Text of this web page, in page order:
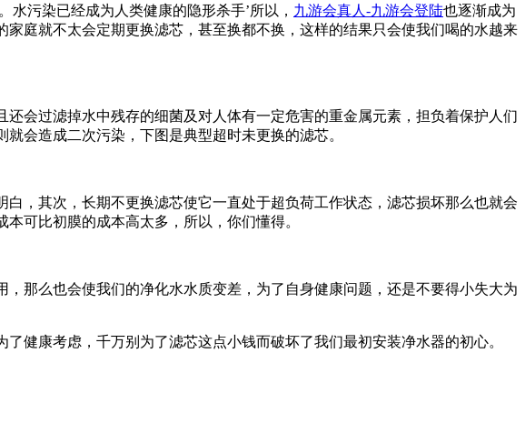
污染已经成为人类健康的隐形杀手’所以， 九游会真人-九游会登陆也逐渐成为
庭就不太会定期更换滤芯，甚至换都不换，这样的结果只会使我们喝的水越来
过滤掉水中残存的细菌及对人体有一定危害的重金属元素，担负着保护人们
会造成二次污染，下图是典型超时未更换的滤芯。
其次，长期不更换滤芯使它一直处于超负荷工作状态，滤芯损坏那么也就会
可比初膜的成本高太多，所以，你们懂得。
么也会使我们的净化水水质变差，为了自身健康问题，还是不要得小失大为
康考虑，千万别为了滤芯这点小钱而破坏了我们最初安装净水器的初心。